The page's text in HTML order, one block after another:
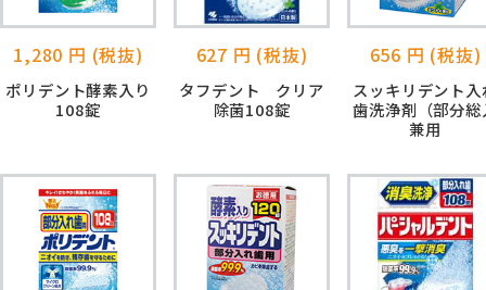
1,280 円 (税抜)
ポリデント酵素入り
108錠
627 円 (税抜)
タフデント クリア
除菌108錠
656 円 (税抜)
スッキリデント入
歯洗浄剤（部分総
兼用